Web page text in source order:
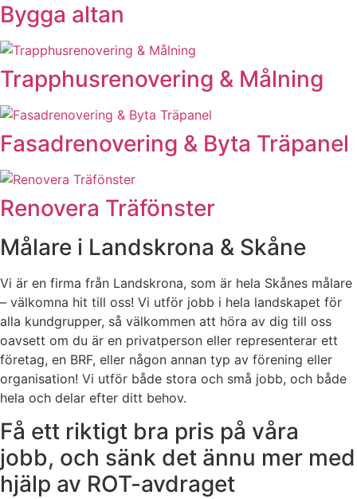
Bygga altan
Trapphusrenovering & Målning
Fasadrenovering & Byta Träpanel
Renovera Träfönster
Målare i Landskrona & Skåne
Vi är en firma från Landskrona, som är hela Skånes målare
– välkomna hit till oss! Vi utför jobb i hela landskapet för
alla kundgrupper, så välkommen att höra av dig till oss
oavsett om du är en privatperson eller representerar ett
företag, en BRF, eller någon annan typ av förening eller
organisation! Vi utför både stora och små jobb, och både
hela och delar efter ditt behov.
Få ett riktigt bra pris på våra
jobb, och sänk det ännu mer med
hjälp av ROT-avdraget